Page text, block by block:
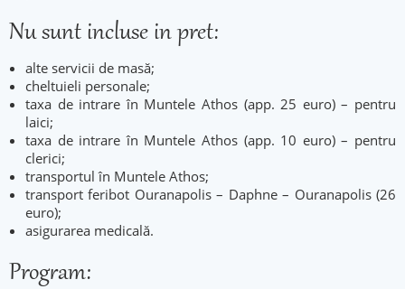
Nu sunt incluse in pret:
alte servicii de masă;
cheltuieli personale;
taxa de intrare în Muntele Athos (app. 25 euro) – pentru
laici;
taxa de intrare în Muntele Athos (app. 10 euro) – pentru
clerici;
transportul în Muntele Athos;
transport feribot Ouranapolis – Daphne – Ouranapolis (26
euro);
asigurarea medicală.
Program: